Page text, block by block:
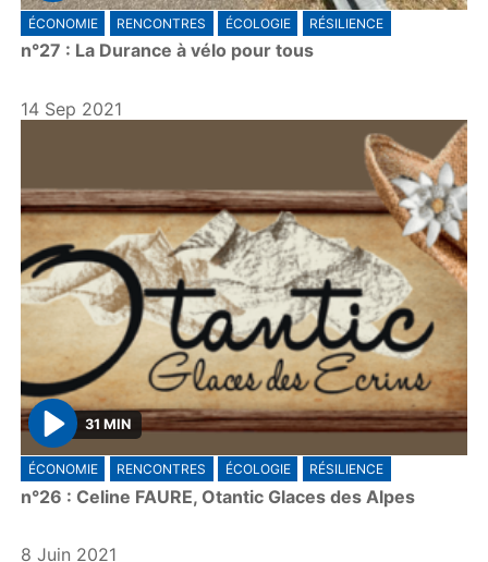
l
a
ÉCONOMIE RENCONTRES ÉCOLOGIE RÉSILIENCE
n°27 : La Durance à vélo pour tous
14 Sep 2021
P
l
a
31 MIN
ÉCONOMIE RENCONTRES ÉCOLOGIE RÉSILIENCE
n°26 : Celine FAURE, Otantic Glaces des Alpes
8 Juin 2021